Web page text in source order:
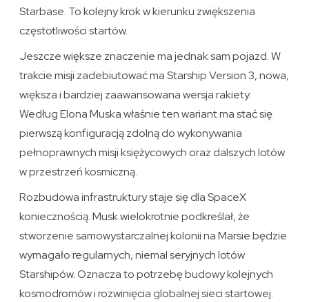
Starbase. To kolejny krok w kierunku zwiększenia
częstotliwości startów.
Jeszcze większe znaczenie ma jednak sam pojazd. W
trakcie misji zadebiutować ma Starship Version 3, nowa,
większa i bardziej zaawansowana wersja rakiety.
Według Elona Muska właśnie ten wariant ma stać się
pierwszą konfiguracją zdolną do wykonywania
pełnoprawnych misji księżycowych oraz dalszych lotów
w przestrzeń kosmiczną.
Rozbudowa infrastruktury staje się dla SpaceX
koniecznością. Musk wielokrotnie podkreślał, że
stworzenie samowystarczalnej kolonii na Marsie będzie
wymagało regularnych, niemal seryjnych lotów
Starshipów. Oznacza to potrzebę budowy kolejnych
kosmodromów i rozwinięcia globalnej sieci startowej.